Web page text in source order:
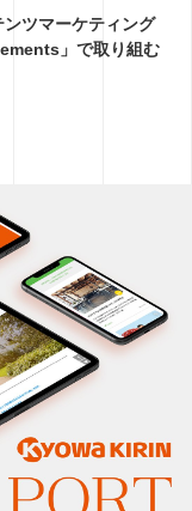
ツマーケティング
」で取り組む